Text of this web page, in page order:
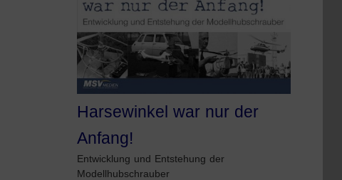
Harsewinkel war nur der
Anfang!
Entwicklung und Entstehung der
Modellhubschrauber